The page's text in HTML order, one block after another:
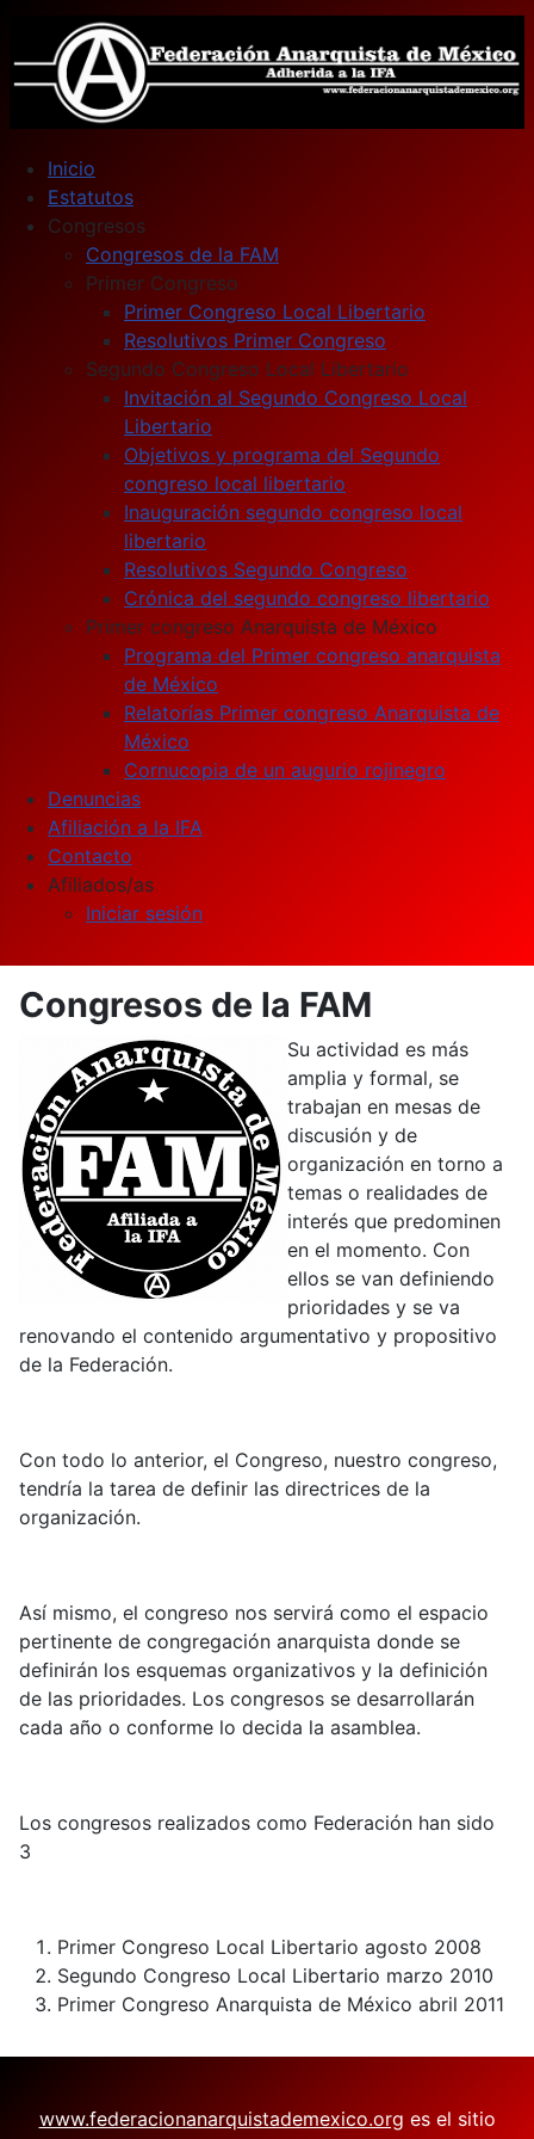
Inicio
Estatutos
Congresos
Congresos de la FAM
Primer Congreso
Primer Congreso Local Libertario
Resolutivos Primer Congreso
Segundo Congreso Local Libertario
Invitación al Segundo Congreso Local
Libertario
Objetivos y programa del Segundo
congreso local libertario
Inauguración segundo congreso local
libertario
Resolutivos Segundo Congreso
Crónica del segundo congreso libertario
Primer congreso Anarquista de México
Programa del Primer congreso anarquista
de México
Relatorías Primer congreso Anarquista de
México
Cornucopia de un augurio rojinegro
Denuncias
Afiliación a la IFA
Contacto
Afiliados/as
Iniciar sesión
Congresos de la FAM
Su actividad es más
amplia y formal, se
trabajan en mesas de
discusión y de
organización en torno a
temas o realidades de
interés que predominen
en el momento. Con
ellos se van definiendo
prioridades y se va
renovando el contenido argumentativo y propositivo
de la Federación.
Con todo lo anterior, el Congreso, nuestro congreso,
tendría la tarea de definir las directrices de la
organización.
Así mismo, el congreso nos servirá como el espacio
pertinente de congregación anarquista donde se
definirán los esquemas organizativos y la definición
de las prioridades. Los congresos se desarrollarán
cada año o conforme lo decida la asamblea.
Los congresos realizados como Federación han sido
3
Primer Congreso Local Libertario agosto 2008
Segundo Congreso Local Libertario marzo 2010
Primer Congreso Anarquista de México abril 2011
www.federacionanarquistademexico.org es el sitio